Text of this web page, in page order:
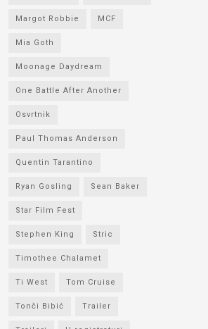
Margot Robbie MCF
Mia Goth
Moonage Daydream
One Battle After Another
Osvrtnik
Paul Thomas Anderson
Quentin Tarantino
Ryan Gosling Sean Baker
Star Film Fest
Stephen King Stric
Timothee Chalamet
Ti West Tom Cruise
Tonči Bibić Trailer